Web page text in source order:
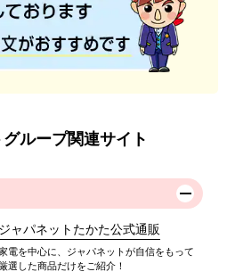
ループ関連サイト
ジャパネットたかた公式通販
電を中心に、ジャパネットが自信をもって
厳選した商品だけをご紹介！